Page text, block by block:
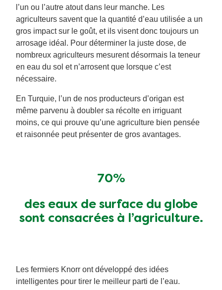
l’un ou l’autre atout dans leur manche. Les
agriculteurs savent que la quantité d’eau utilisée a un
gros impact sur le goût, et ils visent donc toujours un
arrosage idéal. Pour déterminer la juste dose, de
nombreux agriculteurs mesurent désormais la teneur
en eau du sol et n’arrosent que lorsque c’est
nécessaire.
En Turquie, l’un de nos producteurs d’origan est
même parvenu à doubler sa récolte en irriguant
moins, ce qui prouve qu’une agriculture bien pensée
et raisonnée peut présenter de gros avantages.
70%
des eaux de surface du globe
sont consacrées à l’agriculture.
Les fermiers Knorr ont développé des idées
intelligentes pour tirer le meilleur parti de l’eau.